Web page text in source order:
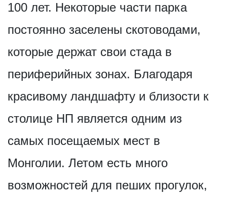
100 лет. Некоторые части парка
постоянно заселены скотоводами,
которые держат свои стада в
периферийных зонах. Благодаря
красивому ландшафту и близости к
столице НП является одним из
самых посещаемых мест в
Монголии. Летом есть много
возможностей для пеших прогулок,